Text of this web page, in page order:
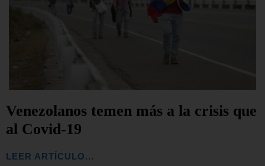
Venezolanos temen más a la crisis que
al Covid-19
LEER ARTÍCULO...